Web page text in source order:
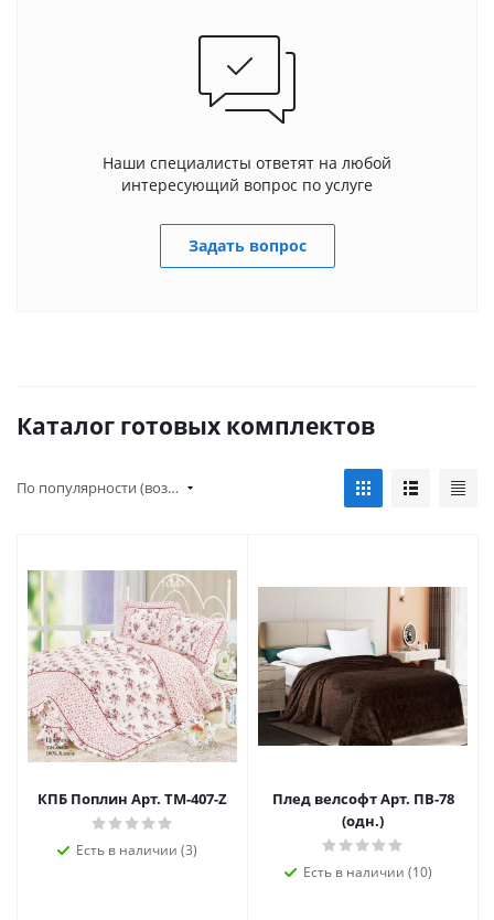
Наши специалисты ответят на любой
интересующий вопрос по услуге
Задать вопрос
Каталог готовых комплектов
По популярности (возрастание)
КПБ Поплин Арт. TM-407-Z
Есть в наличии (3)
Плед велсофт Арт. ПВ-78
(одн.)
Есть в наличии (10)